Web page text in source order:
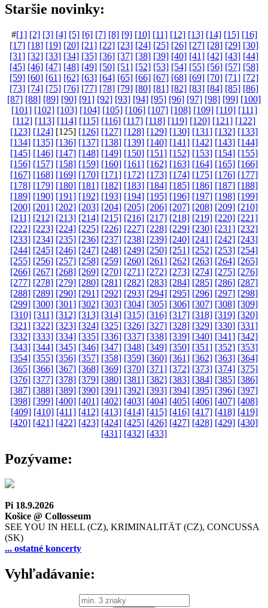
Staršie novinky:
#[1] [2] [3] [4] [5] [6] [7] [8] [9] [10] [11] [12] [13] [14] [15] [16]
[17] [18] [19] [20] [21] [22] [23] [24] [25] [26] [27] [28] [29] [30]
[31] [32] [33] [34] [35] [36] [37] [38] [39] [40] [41] [42] [43] [44]
[45] [46] [47] [48] [49] [50] [51] [52] [53] [54] [55] [56] [57] [58]
[59] [60] [61] [62] [63] [64] [65] [66] [67] [68] [69] [70] [71] [72]
[73] [74] [75] [76] [77] [78] [79] [80] [81] [82] [83] [84] [85] [86]
[87] [88] [89] [90] [91] [92] [93] [94] [95] [96] [97] [98] [99] [100]
[101] [102] [103] [104] [105] [106] [107] [108] [109] [110] [111]
[112] [113] [114] [115] [116] [117] [118] [119] [120] [121] [122]
[123] [124] [125] [126] [127] [128] [129] [130] [131] [132] [133]
[134] [135] [136] [137] [138] [139] [140] [141] [142] [143] [144]
[145] [146] [147] [148] [149] [150] [151] [152] [153] [154] [155]
[156] [157] [158] [159] [160] [161] [162] [163] [164] [165] [166]
[167] [168] [169] [170] [171] [172] [173] [174] [175] [176] [177]
[178] [179] [180] [181] [182] [183] [184] [185] [186] [187] [188]
[189] [190] [191] [192] [193] [194] [195] [196] [197] [198] [199]
[200] [201] [202] [203] [204] [205] [206] [207] [208] [209] [210]
[211] [212] [213] [214] [215] [216] [217] [218] [219] [220] [221]
[222] [223] [224] [225] [226] [227] [228] [229] [230] [231] [232]
[233] [234] [235] [236] [237] [238] [239] [240] [241] [242] [243]
[244] [245] [246] [247] [248] [249] [250] [251] [252] [253] [254]
[255] [256] [257] [258] [259] [260] [261] [262] [263] [264] [265]
[266] [267] [268] [269] [270] [271] [272] [273] [274] [275] [276]
[277] [278] [279] [280] [281] [282] [283] [284] [285] [286] [287]
[288] [289] [290] [291] [292] [293] [294] [295] [296] [297] [298]
[299] [300] [301] [302] [303] [304] [305] [306] [307] [308] [309]
[310] [311] [312] [313] [314] [315] [316] [317] [318] [319] [320]
[321] [322] [323] [324] [325] [326] [327] [328] [329] [330] [331]
[332] [333] [334] [335] [336] [337] [338] [339] [340] [341] [342]
[343] [344] [345] [346] [347] [348] [349] [350] [351] [352] [353]
[354] [355] [356] [357] [358] [359] [360] [361] [362] [363] [364]
[365] [366] [367] [368] [369] [370] [371] [372] [373] [374] [375]
[376] [377] [378] [379] [380] [381] [382] [383] [384] [385] [386]
[387] [388] [389] [390] [391] [392] [393] [394] [395] [396] [397]
[398] [399] [400] [401] [402] [403] [404] [405] [406] [407] [408]
[409] [410] [411] [412] [413] [414] [415] [416] [417] [418] [419]
[420] [421] [422] [423] [424] [425] [426] [427] [428] [429] [430]
[431] [432] [433]
Pozývame:
Pi 18.9.2026
Košice @ Collosseum
SEE YOU IN HELL (CZ), KRIMINALITÄT (CZ), CONCUSSA
(SK)
... ostatné koncerty
Vyhľadávanie: